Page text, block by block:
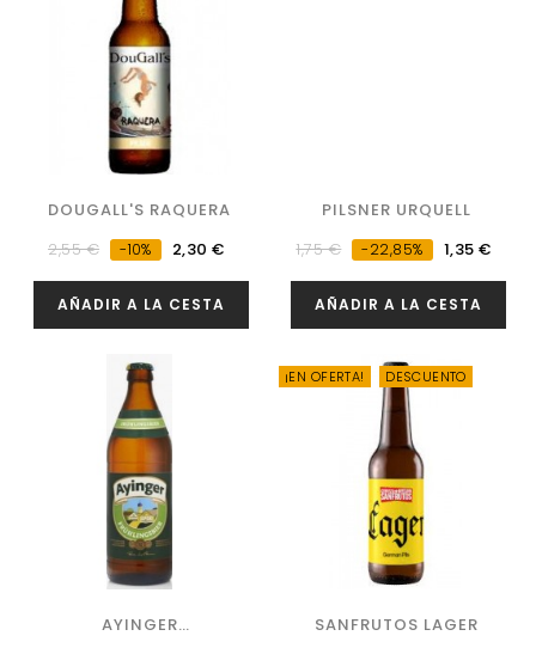
DOUGALL'S RAQUERA
Precio
regular
2,55 € -10% Precio
2,30 €
AÑADIR A LA CESTA
PILSNER URQUELL
Precio
regular
1,75 € -22,85% Precio
1,35 €
AÑADIR A LA CESTA
AYINGER
¡EN OFERTA! DESCUENTO
SANFRUTOS LAGER